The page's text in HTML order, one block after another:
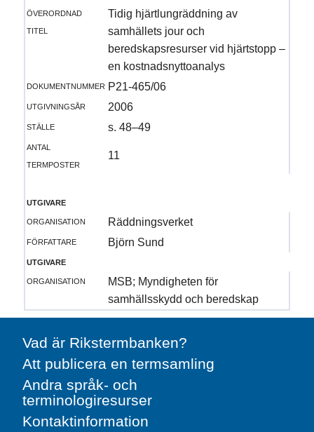
överordnad
titel
Tidig hjärtlungräddning av
samhällets jour och
beredskapsresurser vid hjärtstopp –
en kostnadsnyttoanalys
dokumentnummer P21-465/06
utgivningsår
2006
ställe
s. 48–49
antal
termposter
11
utgivare
organisation
Räddningsverket
författare
Björn Sund
utgivare
organisation
MSB; Myndigheten för
samhällsskydd och beredskap
Vad är Rikstermbanken?
Att publicera en termsamling
Andra språk- och
terminologiresurser
Kontaktinformation